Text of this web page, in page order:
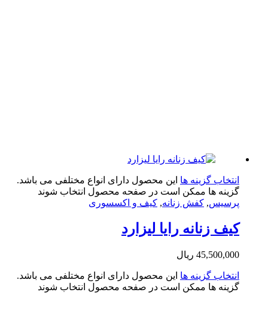
گزینه ها این محصول دارای انواع مختلفی می باشد.
ها ممکن است در صفحه محصول انتخاب شوند
کفش زنانه,کیف و اکسسوری
زنانه رایا لیزارد
ریال
گزینه ها این محصول دارای انواع مختلفی می باشد.
ها ممکن است در صفحه محصول انتخاب شوند